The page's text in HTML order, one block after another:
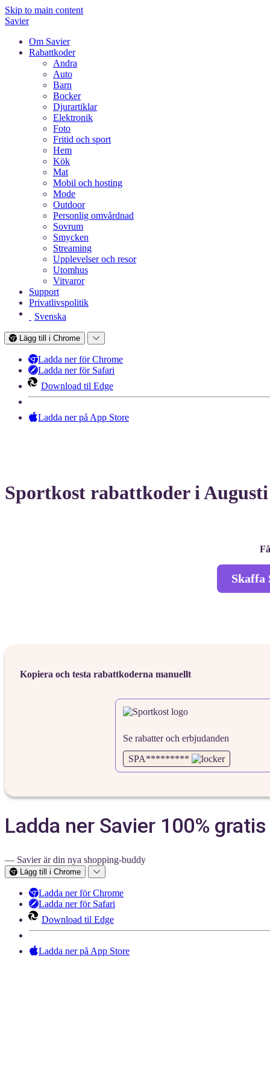
Skip to main content
Savier
Om Savier
Rabattkoder
Andra
Auto
Barn
Bocker
Djurartiklar
Elektronik
Foto
Fritid och sport
Hem
Kök
Mat
Mobil och hosting
Mode
Outdoor
Personlig omvårdnad
Sovrum
Smycken
Streaming
Upplevelser och resor
Utomhus
Vitvaror
Support
Privatlivspolitik
Svenska
Lägg till i Chrome
Ladda ner för Chrome
Ladda ner för Safari
Download til Edge
Ladda ner på App Store
Sportkost rabattkoder i Augusti
Skaffa
Kopiera och testa rabattkoderna manuellt
Se rabatter och erbjudanden
SPA*********
Ladda ner Savier 100%
— Savier är din nya shopping-buddy
Lägg till i Chrome
Ladda ner för Chrome
Ladda ner för Safari
Download til Edge
Ladda ner på App Store